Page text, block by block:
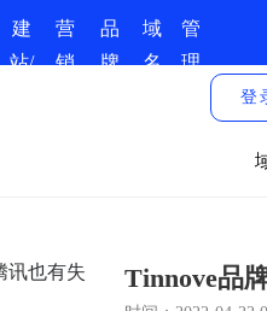
建
站/
营
销
品
牌
域
名
管
理
登
Tinnove品